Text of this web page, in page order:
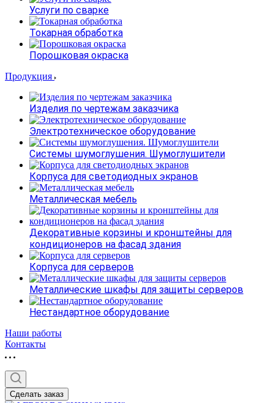
Услуги по сварке
Токарная обработка
Порошковая окраска
Продукция
Изделия по чертежам заказчика
Электротехническое оборудование
Системы шумоглушения. Шумоглушители
Корпуса для светодиодных экранов
Металлическая мебель
Декоративные корзины и кронштейны для
кондиционеров на фасад здания
Корпуса для серверов
Металлические шкафы для защиты серверов
Нестандартное оборудование
Наши работы
Контакты
Сделать заказ